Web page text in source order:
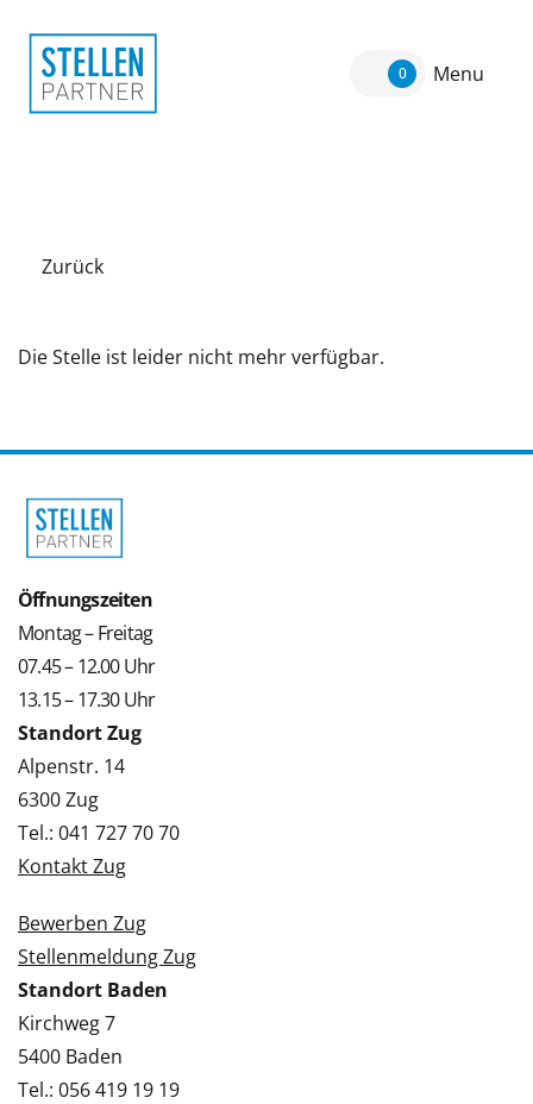
0 Menu
Zurück
Die Stelle ist leider nicht mehr verfügbar.
Öffnungszeiten
Montag – Freitag
07.45 – 12.00 Uhr
13.15 – 17.30 Uhr
Standort Zug
Alpenstr. 14
6300 Zug
Tel.: 041 727 70 70
Kontakt Zug
Bewerben Zug
Stellenmeldung Zug
Standort Baden
Kirchweg 7
5400 Baden
Tel.: 056 419 19 19